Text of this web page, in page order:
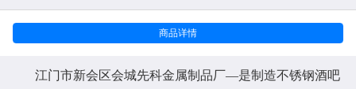
商品详情
江门市新会区会城先科金属制品厂—是制造不锈钢酒吧